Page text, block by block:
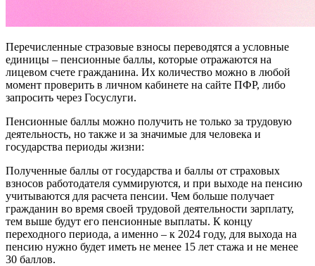
Перечисленные стразовые взносы переводятся а условные
единицы – пенсионные баллы, которые отражаются на
лицевом счете гражданина. Их количество можно в любой
момент проверить в личном кабинете на сайте ПФР, либо
запросить через Госуслуги.
Пенсионные баллы можно получить не только за трудовую
деятельность, но также и за значимые для человека и
государства периоды жизни:
Полученные баллы от государства и баллы от страховых
взносов работодателя суммируются, и при выходе на пенсию
учитываются для расчета пенсии. Чем больше получает
гражданин во время своей трудовой деятельности зарплату,
тем выше будут его пенсионные выплаты. К концу
переходного периода, а именно – к 2024 году, для выхода на
пенсию нужно будет иметь не менее 15 лет стажа и не менее
30 баллов.